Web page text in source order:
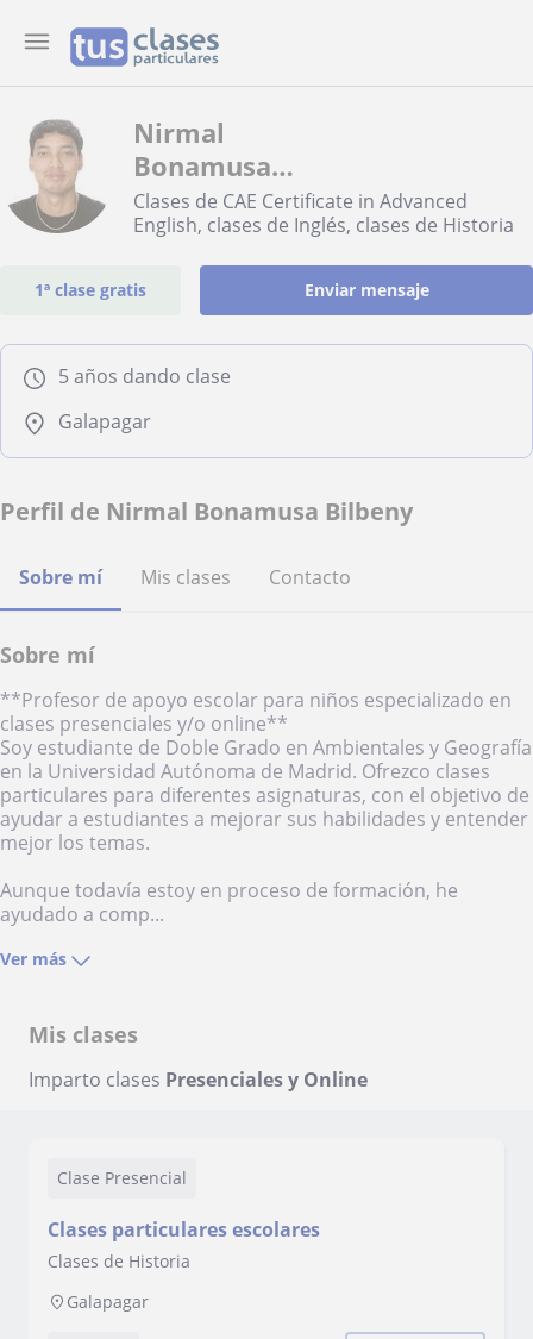
Nirmal
Bonamusa
Bilbeny
Clases de CAE Certificate in Advanced
English, clases de Inglés, clases de Historia
1ª clase gratis Enviar mensaje
5 años dando clase
Galapagar
Perfil de Nirmal Bonamusa Bilbeny
Sobre mí Mis clases Contacto
Sobre mí
**Profesor de apoyo escolar para niños especializado en
clases presenciales y/o online**
Soy estudiante de Doble Grado en Ambientales y Geografía
en la Universidad Autónoma de Madrid. Ofrezco clases
particulares para diferentes asignaturas, con el objetivo de
ayudar a estudiantes a mejorar sus habilidades y entender
mejor los temas.
Aunque todavía estoy en proceso de formación, he
ayudado a comp...
Ver más
Mis clases
Imparto clases Presenciales y Online
Clase Presencial
Clases particulares escolares
Clases de Historia
Galapagar